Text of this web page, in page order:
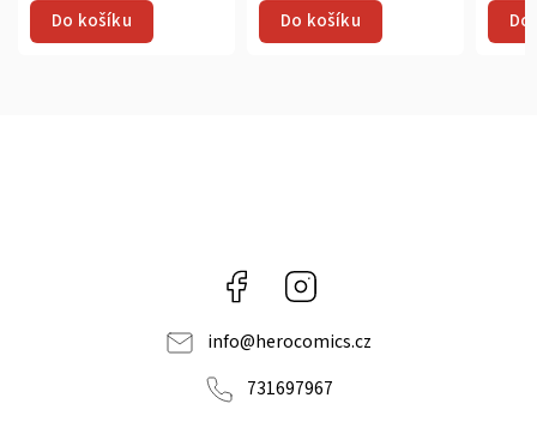
Do košíku Do košíku
Facebook
info@herocomics.cz
731697967